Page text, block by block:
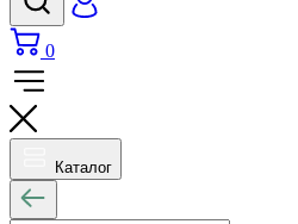
0
Каталог